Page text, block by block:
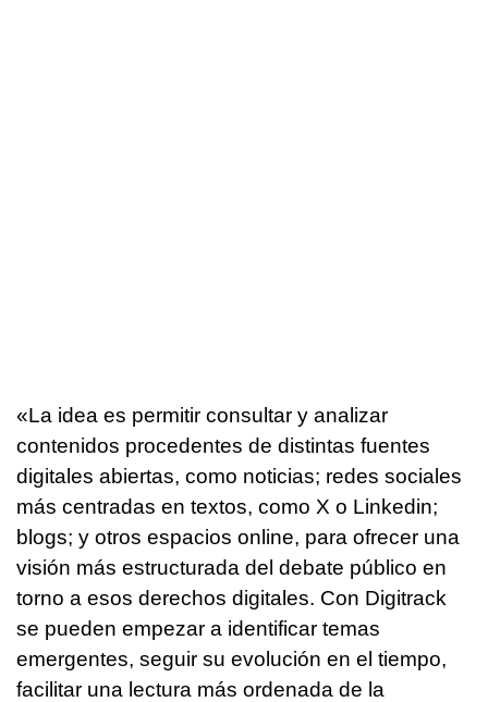
«La idea es permitir consultar y analizar
contenidos procedentes de distintas fuentes
digitales abiertas, como noticias; redes sociales
más centradas en textos, como X o Linkedin;
blogs; y otros espacios online, para ofrecer una
visión más estructurada del debate público en
torno a esos derechos digitales. Con Digitrack
se pueden empezar a identificar temas
emergentes, seguir su evolución en el tiempo,
facilitar una lectura más ordenada de la